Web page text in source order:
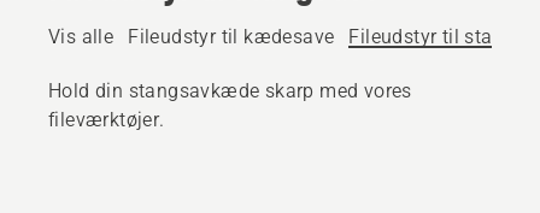
Vis alle Fileudstyr til kædesave Fileudstyr til
Hold din stangsavkæde skarp med vores
fileværktøjer.